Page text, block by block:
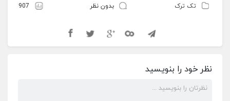
تک ترک بدون نظر 907
نظر خود را بنویسید